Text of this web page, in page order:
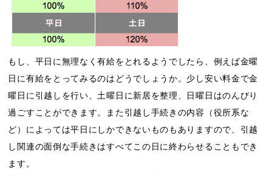
もし、平日に無理なく有給をとれるようでしたら、例えば金曜
日に有給をとってみるのはどうでしょうか。少し安い料金で金
曜日に引越しを行い、土曜日に新居を整理、日曜日はのんびり
過ごすことができます。また引越し手続きの内容（役所系な
ど）によっては平日にしかできないものもありますので、引越
し関連の面倒な手続きはすべてこの日に終わらせることもでき
ます。